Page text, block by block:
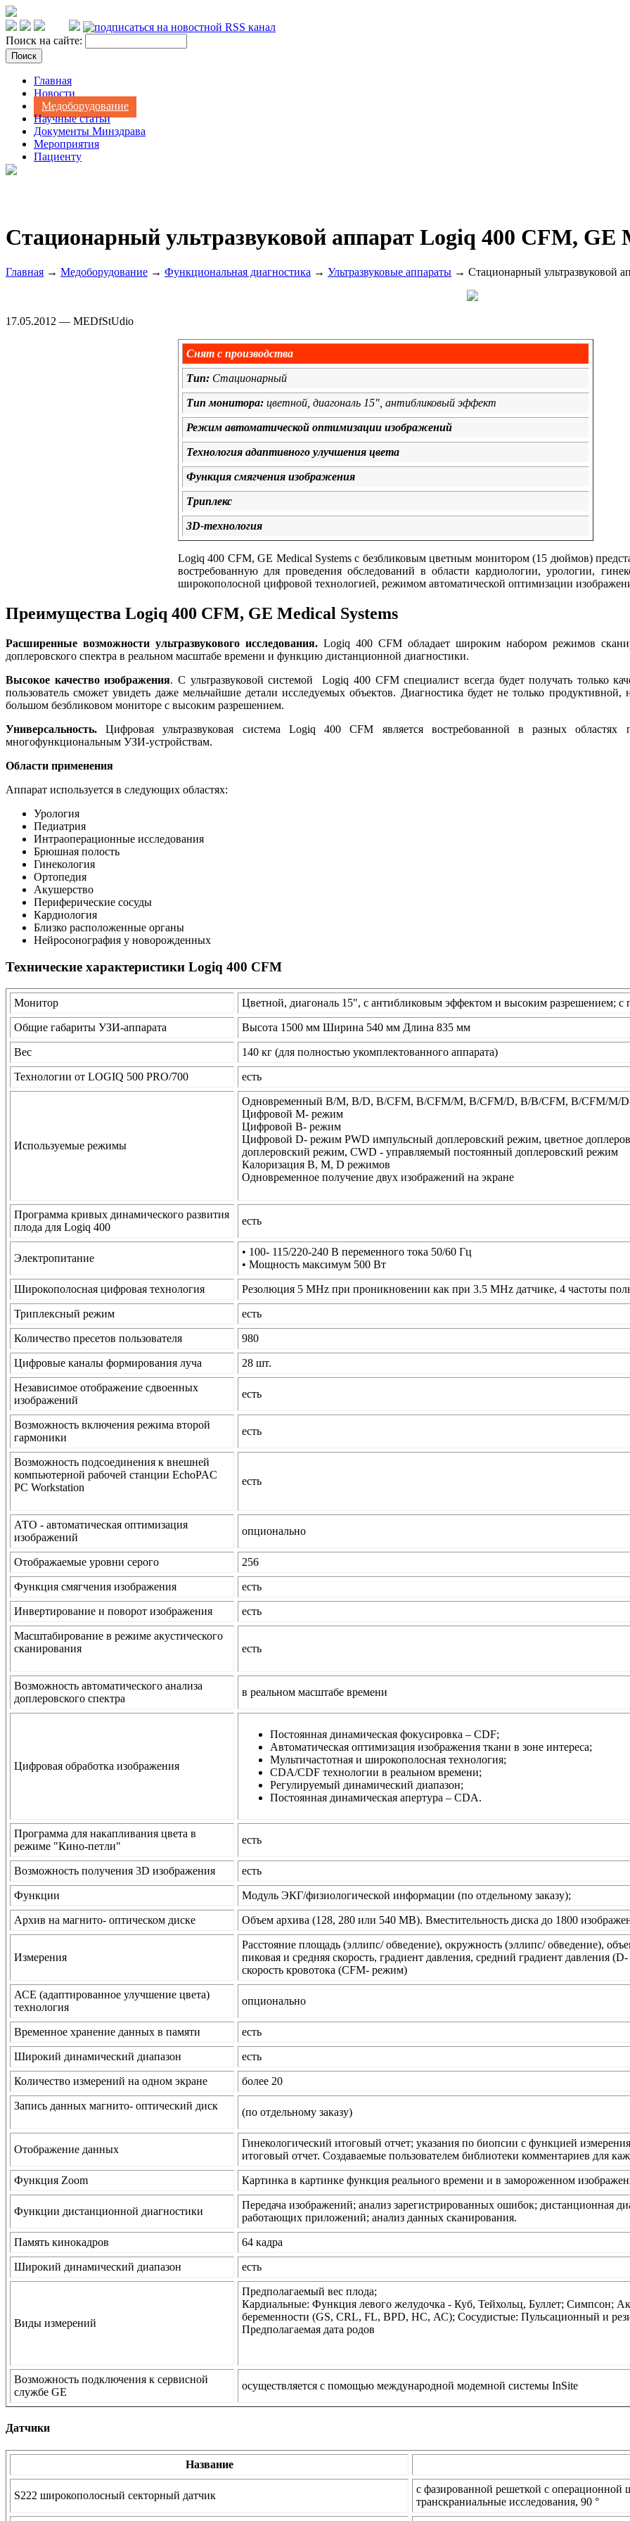
Поиск на сайте:
Главная
Новости
Медоборудование
Научные статьи
Документы Минздрава
Мероприятия
Пациенту
Стационарный ультразвуковой аппарат Logiq 400 CFM,
Главная → Медоборудование → Функциональная диагностика → Ультразвуковые аппараты → Стационарный ультразвуковой
17.05.2012 — MEDfStUdio
Снят с производства
Тип: Стационарный
Тип монитора: цветной, диагональ 15", антибликовый эффект
Режим автоматической оптимизации изображений
Технология адаптивного улучшения цвета
Функция смягчения изображения
Триплекс
3D-технология
Logiq 400 CFM, GE Medical Systems с безбликовым цветным монитором (15 дюймов)
востребованную для проведения обследований в области кардиологии, урологии,
широкополосной цифровой технологией, режимом автоматической оптимизации
Преимущества Logiq 400 CFM, GE Medical Systems
Расширенные возможности ультразвукового исследования. Logiq 400 CFM обладает широким набором режимов
доплеровского спектра в реальном масштабе времени и функцию дистанционной диагностики.
Высокое качество изображения. С ультразвуковой системой Logiq 400 CFM специалист всегда будет получать только
пользователь сможет увидеть даже мельчайшие детали исследуемых объектов. Диагностика будет не только
большом безбликовом мониторе с высоким разрешением.
Универсальность. Цифровая ультразвуковая система
Logiq 400 CFM является востребованной в разных областях
многофункциональным УЗИ-устройствам.
Области применения
Аппарат используется в следующих областях:
Урология
Педиатрия
Интраоперационные исследования
Брюшная полость
Гинекология
Ортопедия
Акушерство
Периферические сосуды
Кардиология
Близко расположенные органы
Нейросонография у новорожденных
Технические характеристики Logiq 400 CFM
Монитор Цветной, диагональ 15", с антибликовым эффектом и высоким разрешением; с
Общие габариты УЗИ-аппарата Высота 1500 мм Ширина 540 мм Длина 835 мм
Вес 140 кг (для полностью укомплектованного аппарата)
Технологии от LOGIQ 500 PRO/700 есть
Используемые режимы
Одновременный В/M, B/D, B/CFM, B/CFM/M, B/CFM/D, B/B/CFM, B/CFM/M/
Цифровой М- режим
Цифровой В- режим
Цифровой D- режим PWD импульсный доплеровский режим, цветное
доплеровский режим, CWD - управляемый постоянный доплеровский режим
Калоризация В, М, D режимов
Одновременное получение двух изображений на экране
Программа кривых динамического развития
плода для Logiq 400
есть
Электропитание
• 100- 115/220-240 В переменного тока 50/60 Гц
• Мощность максимум 500 Вт
Широкополосная цифровая технология Резолюция 5 MHz при проникновении как при 3.5 MHz датчике, 4 частоты
Триплексный режим есть
Количество пресетов пользователя 980
Цифровые каналы формирования луча 28 шт.
Независимое отображение сдвоенных
изображений
есть
Возможность включения режима второй
гармоники
есть
Возможность подсоединения к внешней
компьютерной рабочей станции EchoPAC
PC Workstation
есть
АТО - автоматическая оптимизация
изображений
опционально
Отображаемые уровни серого 256
Функция смягчения изображения есть
Инвертирование и поворот изображения есть
Масштабирование в режиме акустического
сканирования
есть
Возможность автоматического анализа
доплеровского спектра
в реальном масштабе времени
Цифровая обработка изображения
Постоянная динамическая фокусировка – CDF;
Автоматическая оптимизация изображения ткани в зоне интереса;
Мультичастотная и широкополосная технология;
CDA/CDF технологии в реальном времени;
Регулируемый динамический диапазон;
Постоянная динамическая апертура – CDA.
Программа для накапливания цвета в
режиме "Кино-петли"
есть
Возможность получения 3D изображения есть
Функции Модуль ЭКГ/физиологической информации (по отдельному заказу);
Архив на магнито- оптическом диске Объем архива (128, 280 или 540 MB). Вместительность диска до 1800
Измерения
Расстояние площадь (эллипс/ обведение), окружность (эллипс/ обведение),
пиковая и средняя скорость, градиент давления, средний градиент давления
скорость кровотока (CFM- режим)
АСЕ (адаптированное улучшение цвета)
технология
опционально
Временное хранение данных в памяти есть
Широкий динамический диапазон есть
Количество измерений на одном экране более 20
Запись данных магнито- оптический диск
(по отдельному заказу)
Отображение данных
Гинекологический итоговый отчет; указания по биопсии с функцией
итоговый отчет. Создаваемые пользователем библиотеки комментариев для
Функция Zoom Картинка в картинке функция реального времени и в замороженном
Функции дистанционной диагностики
Передача изображений; анализ зарегистрированных ошибок; дистанционная
работающих приложений; анализ данных сканирования.
Память кинокадров 64 кадра
Широкий динамический диапазон есть
Виды измерений
Предполагаемый вес плода;
Кардиальные: Функция левого желудочка - Куб, Тейхольц, Буллет; Симпсон;
беременности (GS, CRL, FL, BPD, НС, АС); Сосудистые: Пульсационный и
Предполагаемая дата родов
Возможность подключения к сервисной
службе GE
осуществляется с помощью международной модемной системы InSite
Датчики
Название
S222 широкополосный секторный датчик
с фазированной решеткой с
транскраниальные исследования, 90 °